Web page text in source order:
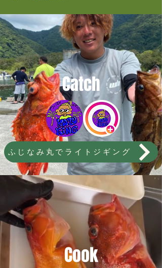
Catch
ふじなみ丸でライトジギング
Cook